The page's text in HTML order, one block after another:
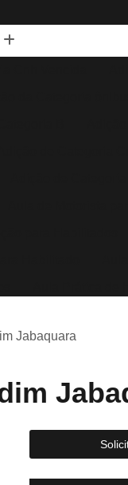
Automóvel
Aula de
Aulas de Direção
para Carteira a
Jabaquara